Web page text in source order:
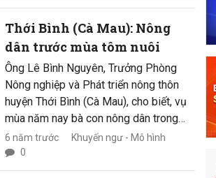
Thới Bình (Cà Mau): Nông
dân trước mùa tôm nuôi
Ông Lê Bình Nguyên, Trưởng Phòng
Nông nghiệp và Phát triển nông thôn
huyện Thới Bình (Cà Mau), cho biết, vụ
mùa năm nay bà con nông dân trong
huyện sẽ thả nuôi tôm trên 44.000 ha
theo hình thức truyền thống, quảng
canh cải tiến và hơn 100 ha nuôi công
6 năm trước
Khuyến ngư - Mô hình
0